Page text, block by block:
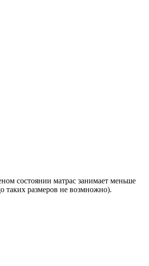
состоянии матрас занимает меньше
таких размеров не возмножно).